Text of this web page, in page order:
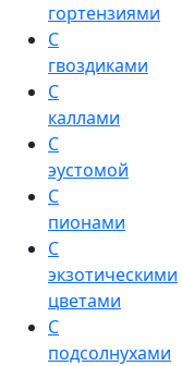
гортензиями
С
гвоздиками
С
каллами
С
эустомой
С
пионами
С
экзотическими
цветами
С
подсолнухами